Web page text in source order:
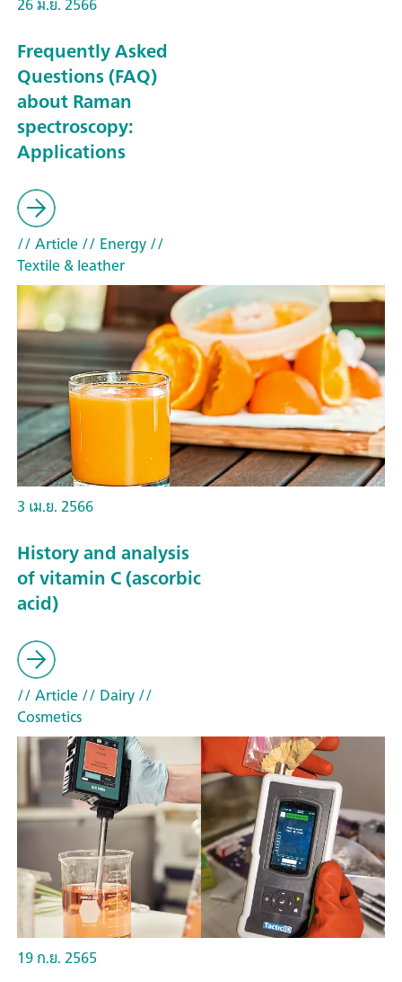
Frequently Asked
Questions (FAQ)
about Raman
spectroscopy:
Applications
// Article// Energy//
Textile & leather
3 เม.ย. 2566
History and analysis
of vitamin C (ascorbic
acid)
// Article// Dairy//
Cosmetics
19 ก.ย. 2565